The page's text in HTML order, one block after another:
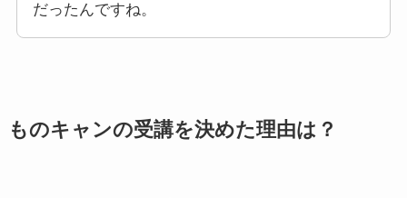
だったんですね。
ものキャンの受講を決めた理由は？